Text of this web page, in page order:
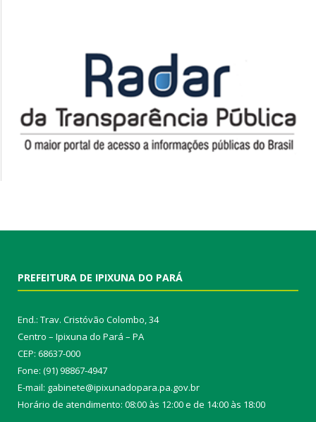
PREFEITURA DE IPIXUNA DO PARÁ
End.: Trav. Cristóvão Colombo, 34
Centro – Ipixuna do Pará – PA
CEP: 68637-000
Fone: (91) 98867-4947
E-mail: gabinete@ipixunadopara.pa.gov.br
Horário de atendimento: 08:00 às 12:00 e de 14:00 às 18:00